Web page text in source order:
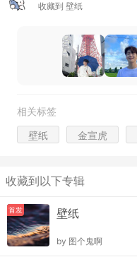
收藏到 壁纸
相关标签
壁纸 金宣虎
收藏到以下专辑
首发 壁纸
by 图个鬼啊